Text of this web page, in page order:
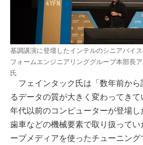
基調講演に登壇したインテルのシニアバイ
フォームエンジニアリンググループ本部長
氏
フェインタック氏は「数年前から
るデータの質が大きく変わってき
年代以前のコンピューターが登場し
歯車などの機械要素で取り扱って
ープメディアを使ったチューニング